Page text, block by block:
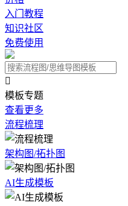
入门教程
知识社区
免费使用

模板专题
查看更多
流程梳理
架构图/拓扑图
AI生成模板